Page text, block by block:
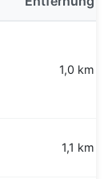
1,0 km
1,1 km